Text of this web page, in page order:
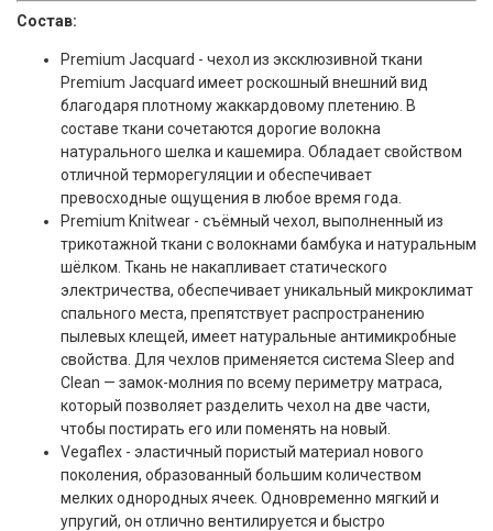
Состав:
Premium Jacquard - чехол из эксклюзивной ткани
Premium Jacquard имеет роскошный внешний вид
благодаря плотному жаккардовому плетению. В
составе ткани сочетаются дорогие волокна
натурального шелка и кашемира. Обладает свойством
отличной терморегуляции и обеспечивает
превосходные ощущения в любое время года.
Premium Knitwear - съёмный чехол, выполненный из
трикотажной ткани с волокнами бамбука и натуральным
шёлком. Ткань не накапливает статического
электричества, обеспечивает уникальный микроклимат
спального места, препятствует распространению
пылевых клещей, имеет натуральные антимикробные
свойства. Для чехлов применяется система Sleep and
Clean — замок-молния по всему периметру матраса,
который позволяет разделить чехол на две части,
чтобы постирать его или поменять на новый.
Vegaflex - эластичный пористый материал нового
поколения, образованный большим количеством
мелких однородных ячеек. Одновременно мягкий и
упругий, он отлично вентилируется и быстро